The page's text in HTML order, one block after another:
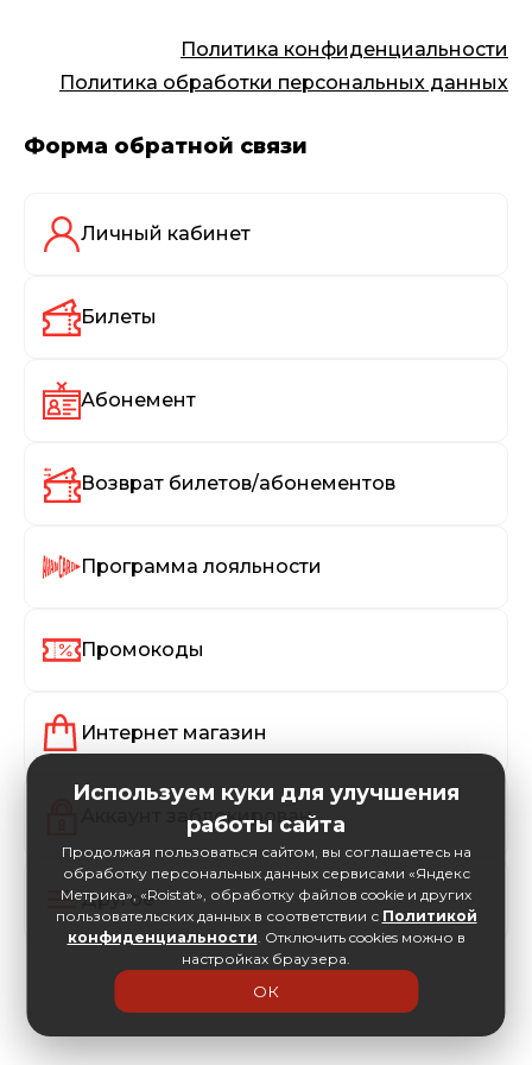
Политика конфиденциальности
Политика обработки персональных данных
Форма обратной связи
Личный кабинет
Билеты
Абонемент
Возврат билетов/абонементов
Программа лояльности
Промокоды
Интернет магазин
Аккаунт заблокирован
Другое
Используем куки для улучшения
работы сайта
Продолжая пользоваться сайтом, вы соглашаетесь на
обработку персональных данных сервисами «Яндекс
Метрика», «Roistat», обработку файлов cookie и других
пользовательских данных в соответствии с Политикой
конфиденциальности. Отключить cookies можно в
настройках браузера.
ОК